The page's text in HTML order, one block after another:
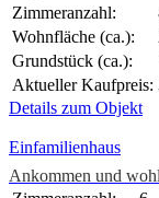
Zimmeranzahl:
Wohnfläche (ca.):
Grundstück (ca.):
Aktueller Kaufpreis:
Details zum Objekt
Einfamilienhaus
Ankommen und